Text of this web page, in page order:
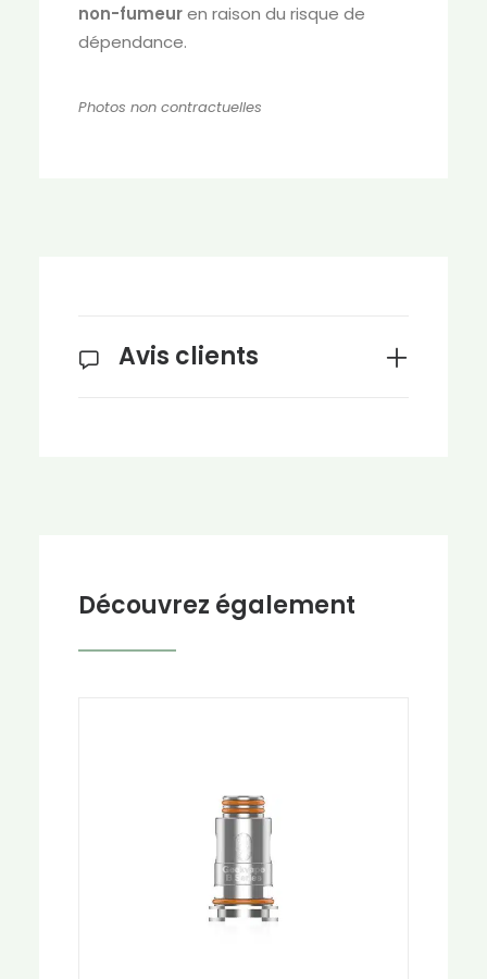
non-fumeuren raison du risque de
dépendance.
Photos non contractuelles
Avis clients
Découvrez également